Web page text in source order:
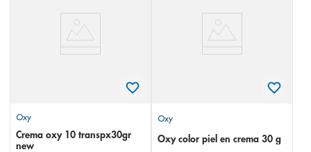
Oxy
Crema oxy 10 transpx30gr
new
Oxy
Oxy color piel en crema 30 g
panolini
pediasure